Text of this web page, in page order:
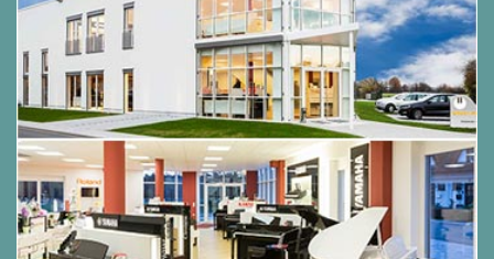
Wiederholungszeichen und Spielanweisungen wie D.C. al ++
werden im theoretischen Teil praxisnah vermittelt.
Begleiten mit Akkorden wird um: G7, A7, Am, D, D7, Dm, E7
und Em erweitert.
Die Spieltechnik wird angereichert mit der Technik des
Fingerunter- und übersatzes, der mit beiden Händen gespielt
wird.
Der musikalische Vortrag wird durch das Spielen mit
Phrasierungsbogen oder Atemzeichen und das Ritardando
abgerundet.